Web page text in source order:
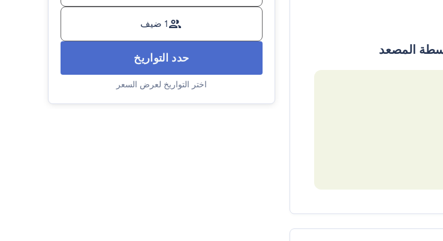
1 ضيف
حدد التواريخ
اختر التواريخ لعرض السعر